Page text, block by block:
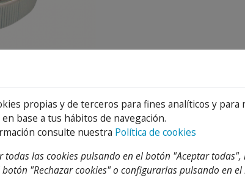
horizontal con racord (tuerca loca).
CATEGORIA
propias y de terceros para fines analíticos y
base a tus hábitos de navegación.
consulte nuestra Política de cookies
todas las cookies pulsando en el botón "Aceptar
"Rechazar cookies" o configurarlas pulsando en